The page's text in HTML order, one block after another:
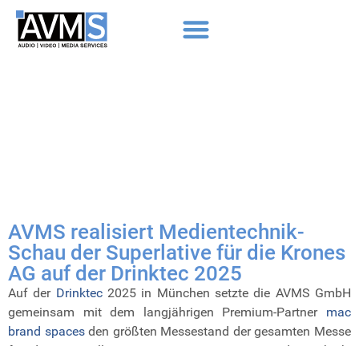
AVMS realisiert Medientechnik-
Schau der Superlative für die Krones
AG auf der Drinktec 2025
Auf der Drinktec2025 in München setzte die AVMS GmbH
gemeinsam mit dem langjährigen Premium-Partner mac
brand spacesden größten Messestand der gesamten Messe